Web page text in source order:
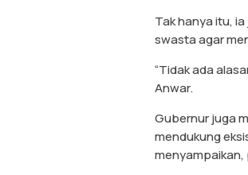
Tak hanya itu,
swasta agar
“Tidak ada
Anwar.
Gubernur juga
mendukung
menyampaikan,